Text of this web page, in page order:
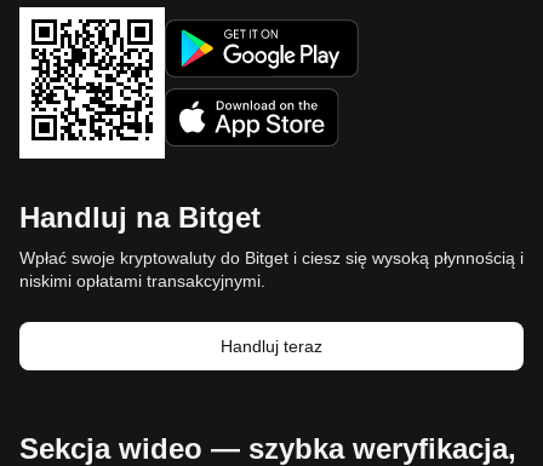
Handluj na Bitget
Wpłać swoje kryptowaluty do Bitget i ciesz się wysoką płynnością i
niskimi opłatami transakcyjnymi.
Handluj teraz
Sekcja wideo — szybka weryfikacja,